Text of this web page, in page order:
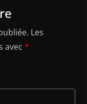
Les
avec *